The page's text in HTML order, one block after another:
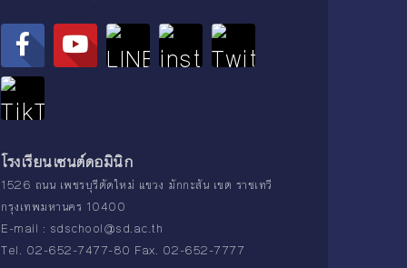
โรงเรียนเซนต์ดอมินิก
1526 ถนน เพชรบุรีตัดใหม่ แขวง มักกะสัน เขต ราชเทวี
กรุงเทพมหานคร 10400
E-mail : sdschool@sd.ac.th
Tel. 02-652-7477-80 Fax. 02-652-7777